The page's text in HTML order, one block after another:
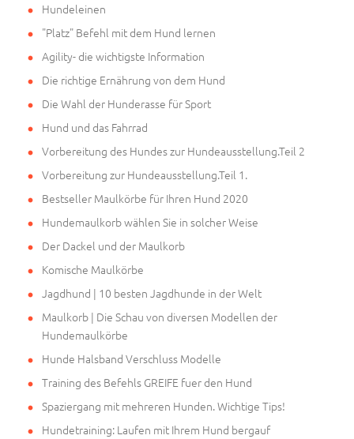
Hundeleinen
"Platz" Befehl mit dem Hund lernen
Agility- die wichtigste Information
Die richtige Ernährung von dem Hund
Die Wahl der Hunderasse für Sport
Hund und das Fahrrad
Vorbereitung des Hundes zur Hundeausstellung.Teil 2
Vorbereitung zur Hundeausstellung.Teil 1.
Bestseller Maulkörbe für Ihren Hund 2020
Hundemaulkorb wählen Sie in solcher Weise
Der Dackel und der Maulkorb
Komische Maulkörbe
Jagdhund | 10 besten Jagdhunde in der Welt
Maulkorb | Die Schau von diversen Modellen der
Hundemaulkörbe
Hunde Halsband Verschluss Modelle
Training des Befehls GREIFE fuer den Hund
Spaziergang mit mehreren Hunden. Wichtige Tips!
Hundetraining: Laufen mit Ihrem Hund bergauf